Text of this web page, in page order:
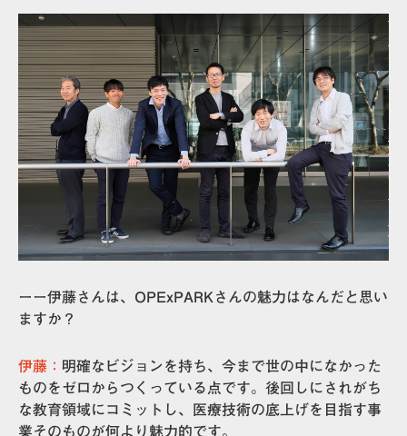
ーー伊藤さんは、OPExPARKさんの魅力はなんだと思い
ますか？
伊藤： 明確なビジョンを持ち、今まで世の中になかった
ものをゼロからつくっている点です。後回しにされがち
な教育領域にコミットし、医療技術の底上げを目指す事
業そのものが何より魅力的です。